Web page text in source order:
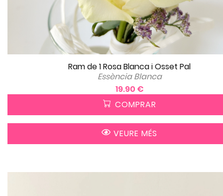
Ram de 1 Rosa Blanca i Osset Pal
Essència Blanca
19.90 €
COMPRAR
VEURE MÉS